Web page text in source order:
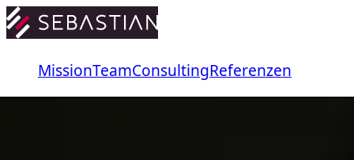
MissionTeamConsultingReferenzen